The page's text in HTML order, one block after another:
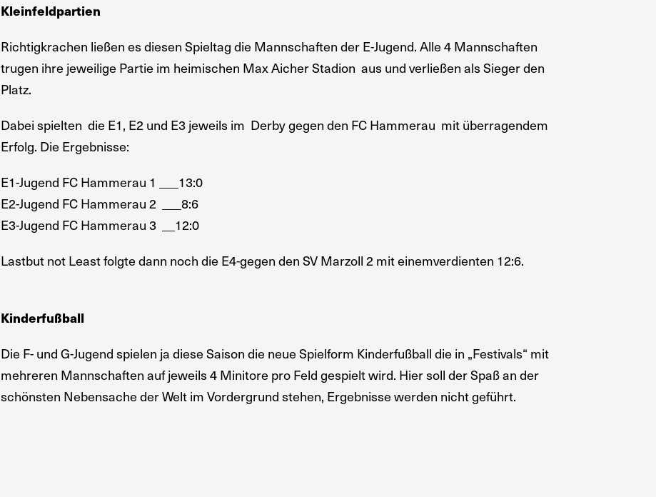
Kleinfeldpartien
Richtigkrachen ließen es diesen Spieltag die Mannschaften der E-Jugend. Alle 4 Mannschaften
trugen ihre jeweilige Partie im heimischen Max Aicher Stadion aus und verließen als Sieger den
Platz.
Dabei spielten die E1, E2 und E3 jeweils im Derby gegen den FC Hammerau mit überragendem
Erfolg. Die Ergebnisse:
E1-Jugend FC Hammerau 1 ___13:0
E2-Jugend FC Hammerau 2 ___8:6
E3-Jugend FC Hammerau 3 __12:0
Lastbut not Least folgte dann noch die E4-gegen den SV Marzoll 2 mit einemverdienten 12:6.
Kinderfußball
Die F- und G-Jugend spielen ja diese Saison die neue Spielform Kinderfußball die in „Festivals“ mit
mehreren Mannschaften auf jeweils 4 Minitore pro Feld gespielt wird. Hier soll der Spaß an der
schönsten Nebensache der Welt im Vordergrund stehen, Ergebnisse werden nicht geführt.